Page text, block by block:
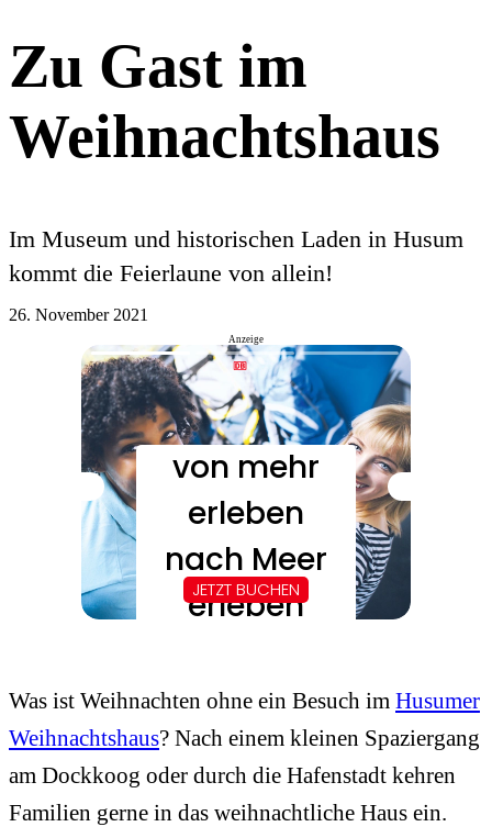
Zu Gast im
Weihnachtshaus
Im Museum und historischen Laden in Husum
kommt die Feierlaune von allein!
26. November 2021
Anzeige
Was ist Weihnachten ohne ein Besuch im Husumer
Weihnachtshaus? Nach einem kleinen Spaziergang
am Dockkoog oder durch die Hafenstadt kehren
Familien gerne in das weihnachtliche Haus ein.